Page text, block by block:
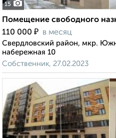
15
Помещение свободного
110 000 ₽ в месяц
Свердловский район, мкр.
набережная 10
Собственник, 27.02.2023